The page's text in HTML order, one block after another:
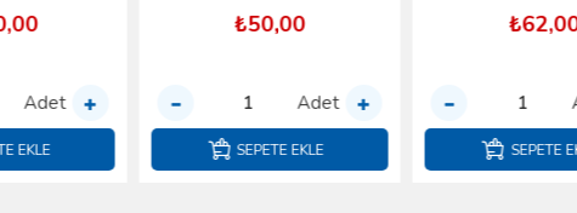
Adet Adet